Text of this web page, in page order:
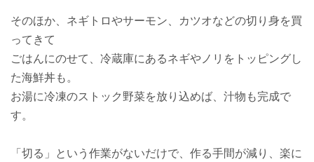
そのほか、ネギトロやサーモン、カツオなどの切り身を買
ってきて
ごはんにのせて、冷蔵庫にあるネギやノリをトッピングし
た海鮮丼も。
お湯に冷凍のストック野菜を放り込めば、汁物も完成で
す。
「切る」という作業がないだけで、作る手間が減り、楽に